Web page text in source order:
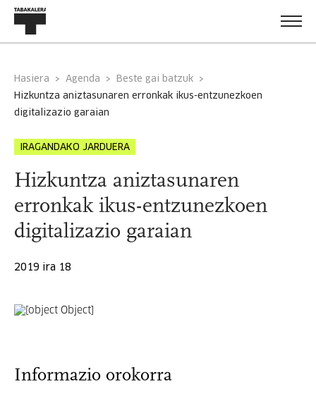
Hasiera Agenda
Beste gai batzuk
hizkuntza aniztasunaren erronkak ikus-entzunezkoen
digitalizazio garaian
IRAGANDAKO JARDUERA
Hizkuntza aniztasunaren
erronkak ikus-entzunezkoen
digitalizazio garaian
2019 ira 18
Informazio orokorra